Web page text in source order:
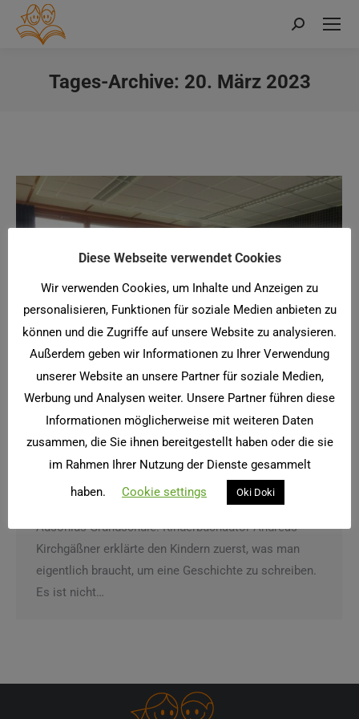
Search:
Tages-Archive: 20. März 2023
Ein ganz besonderes Gespenst
20. März 2023
Das war mal wieder ein toller Vormittag in der
Ausonius Grundschule: Kinderbuchautor Andreas
Kirchgäßner erklärte den Kindern zuerst, was man
eigentlich braucht, um eine Geschichte zu schreiben.
Es ist nicht…
Diese Webseite verwendet Cookies
Wir verwenden Cookies, um Inhalte und Anzeigen zu
personalisieren, Funktionen für soziale Medien anbieten zu
können und die Zugriffe auf unsere Website zu analysieren.
Außerdem geben wir Informationen zu Ihrer Verwendung
unserer Website an unsere Partner für soziale Medien,
Werbung und Analysen weiter. Unsere Partner führen diese
Informationen möglicherweise mit weiteren Daten
zusammen, die Sie ihnen bereitgestellt haben oder die sie
im Rahmen Ihrer Nutzung der Dienste gesammelt
haben.
Cookie settings Oki Doki